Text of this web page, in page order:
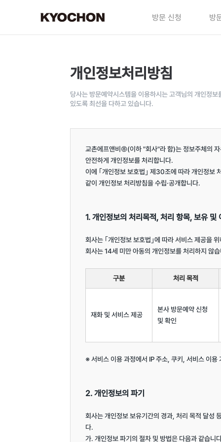
방문 신청 방
개인정보처리방침
당사는 방문예약시스템을 이용하시는 고객님의 개인정
있도록 최선을 다하고 있습니다.
교촌에프앤비㈜(이하 "회사"라 함)는 정보주체의
안전하게 개인정보를 처리합니다.
이에 ｢개인정보 보호법｣ 제30조에 따라 개인정보
같이 개인정보 처리방침을 수립·공개합니다.
1. 개인정보의 처리목적, 처리 항목, 보유 및
회사는 ｢개인정보 보호법｣에 따라 서비스 제공을
회사는 14세 미만 아동의 개인정보를 처리하지 않
구분 처리 목적
재화 및 서비스 제공
본사 방문예약 신청
및 확인
※ 서비스 이용 과정에서 IP 주소, 쿠키, 서비스 이
2. 개인정보의 파기
회사는 개인정보 보유기간의 경과, 처리 목적 달성
다.
가. 개인정보 파기의 절차 및 방법은 다음과 같습니